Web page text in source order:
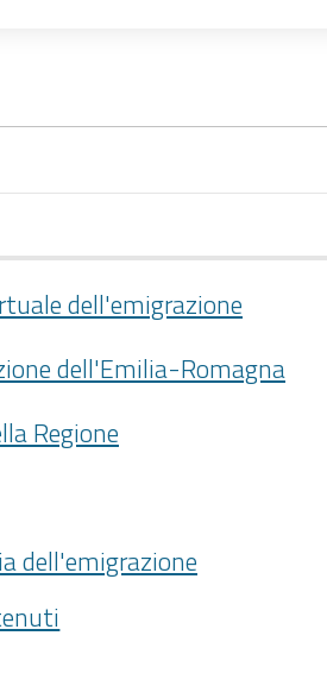
dell'emigrazione
dell'Emilia-Romagna
Regione
dell'emigrazione